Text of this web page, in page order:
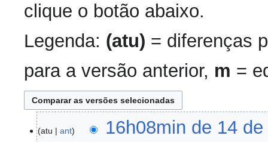
clique o botão abaixo.
Legenda: (atu) = diferenças
para a versão anterior, m =
de
atu ant
16h08min de 14